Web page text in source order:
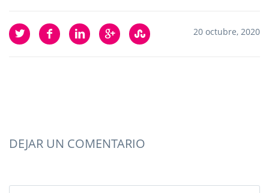
20 octubre, 2020
DEJAR UN COMENTARIO